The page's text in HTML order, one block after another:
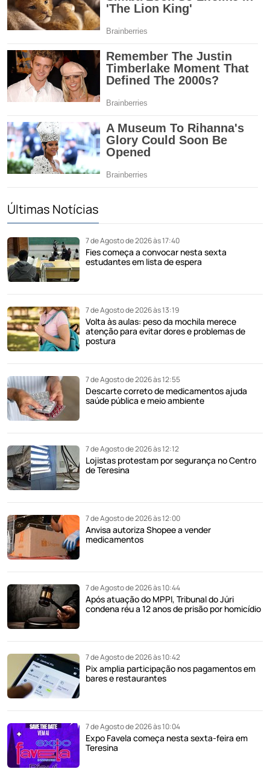
Últimas Notícias
7 de Agosto de 2026 às 17:40
Fies começa a convocar nesta sexta
estudantes em lista de espera
7 de Agosto de 2026 às 13:19
Volta às aulas: peso da mochila merece
atenção para evitar dores e problemas de
postura
7 de Agosto de 2026 às 12:55
Descarte correto de medicamentos ajuda
saúde pública e meio ambiente
7 de Agosto de 2026 às 12:12
Lojistas protestam por segurança no Centro
de Teresina
7 de Agosto de 2026 às 12:00
Anvisa autoriza Shopee a vender
medicamentos
7 de Agosto de 2026 às 10:44
Após atuação do MPPI, Tribunal do Júri
condena réu a 12 anos de prisão por homicídio
7 de Agosto de 2026 às 10:42
Pix amplia participação nos pagamentos em
bares e restaurantes
7 de Agosto de 2026 às 10:04
Expo Favela começa nesta sexta-feira em
Teresina